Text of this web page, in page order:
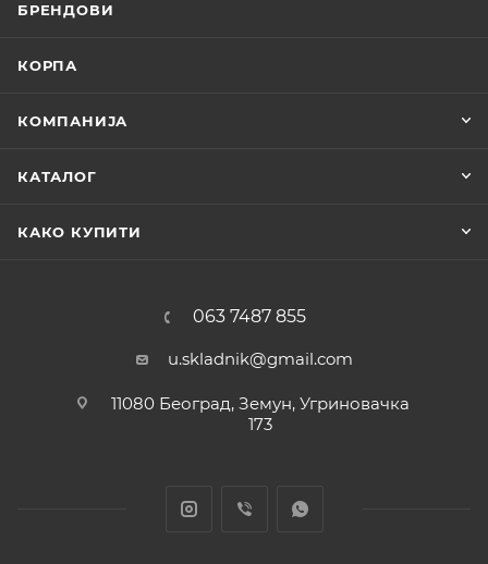
БРЕНДОВИ
КОРПА
КОМПАНИЈА
КАТАЛОГ
КАКО КУПИТИ
063 7487 855
u.skladnik@gmail.com
11080 Београд, Земун, Угриновачка
173